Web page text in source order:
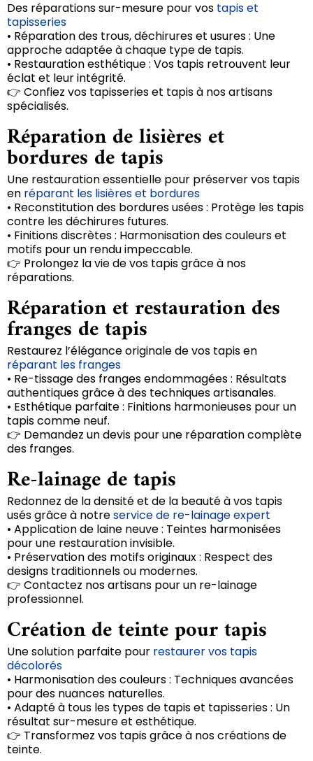
Des réparations sur-mesure pour vos tapis et
tapisseries
• Réparation des trous, déchirures et usures : Une
approche adaptée à chaque type de tapis.
• Restauration esthétique : Vos tapis retrouvent leur
éclat et leur intégrité.
👉 Confiez vos tapisseries et tapis à nos artisans
spécialisés.
Réparation de lisières et
bordures de tapis
Une restauration essentielle pour préserver vos tapis
en réparant les lisières et bordures
• Reconstitution des bordures usées : Protège les tapis
contre les déchirures futures.
• Finitions discrètes : Harmonisation des couleurs et
motifs pour un rendu impeccable.
👉 Prolongez la vie de vos tapis grâce à nos
réparations.
Réparation et restauration des
franges de tapis
Restaurez l’élégance originale de vos tapis en
réparant les franges
• Re-tissage des franges endommagées : Résultats
authentiques grâce à des techniques artisanales.
• Esthétique parfaite : Finitions harmonieuses pour un
tapis comme neuf.
👉 Demandez un devis pour une réparation complète
des franges.
Re-lainage de tapis
Redonnez de la densité et de la beauté à vos tapis
usés grâce à notreservice de re-lainage expert
• Application de laine neuve : Teintes harmonisées
pour une restauration invisible.
• Préservation des motifs originaux : Respect des
designs traditionnels ou modernes.
👉 Contactez nos artisans pour un re-lainage
professionnel.
Création de teinte pour tapis
Une solution parfaite pour restaurer vos tapis
décolorés
• Harmonisation des couleurs : Techniques avancées
pour des nuances naturelles.
• Adapté à tous les types de tapis et tapisseries : Un
résultat sur-mesure et esthétique.
👉 Transformez vos tapis grâce à nos créations de
teinte.